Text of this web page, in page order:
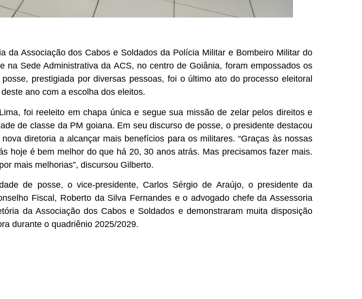
da Associação dos Cabos e Soldados da Polícia Militar e Bombeiro Militar do
Sede Administrativa da ACS, no centro de Goiânia, foram empossados os
prestigiada por diversas pessoas, foi o último ato do processo eleitoral
ano com a escolha dos eleitos.
foi reeleito em chapa única e segue sua missão de zelar pelos direitos e
de classe da PM goiana. Em seu discurso de posse, o presidente destacou
diretoria a alcançar mais benefícios para os militares. “Graças às nossas
hoje é bem melhor do que há 20, 30 anos atrás. Mas precisamos fazer mais.
mais melhorias”, discursou Gilberto.
de posse, o vice-presidente, Carlos Sérgio de Araújo, o presidente da
Fiscal, Roberto da Silva Fernandes e o advogado chefe da Assessoria
da Associação dos Cabos e Soldados e demonstraram muita disposição
durante o quadriênio 2025/2029.